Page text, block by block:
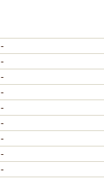
-
-
-
-
-
-
-
-
-